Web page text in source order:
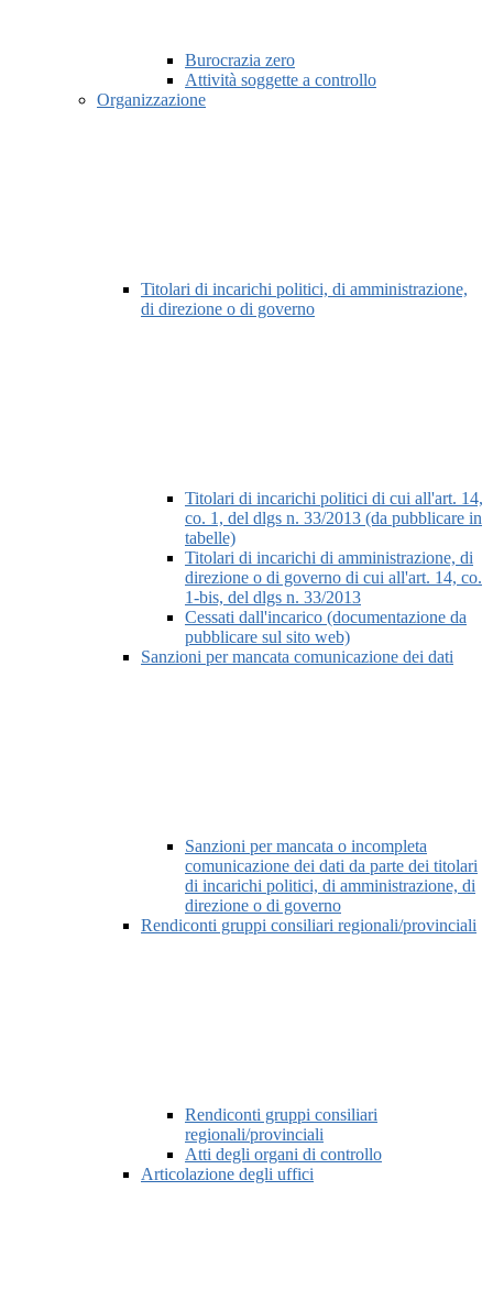
Burocrazia zero
Attività soggette a controllo
Organizzazione
Titolari di incarichi politici, di amministrazione,
di direzione o di governo
Titolari di incarichi politici di cui all'art. 14,
co. 1, del dlgs n. 33/2013 (da pubblicare in
tabelle)
Titolari di incarichi di amministrazione, di
direzione o di governo di cui all'art. 14, co.
1-bis, del dlgs n. 33/2013
Cessati dall'incarico (documentazione da
pubblicare sul sito web)
Sanzioni per mancata comunicazione dei dati
Sanzioni per mancata o incompleta
comunicazione dei dati da parte dei titolari
di incarichi politici, di amministrazione, di
direzione o di governo
Rendiconti gruppi consiliari regionali/provinciali
Rendiconti gruppi consiliari
regionali/provinciali
Atti degli organi di controllo
Articolazione degli uffici